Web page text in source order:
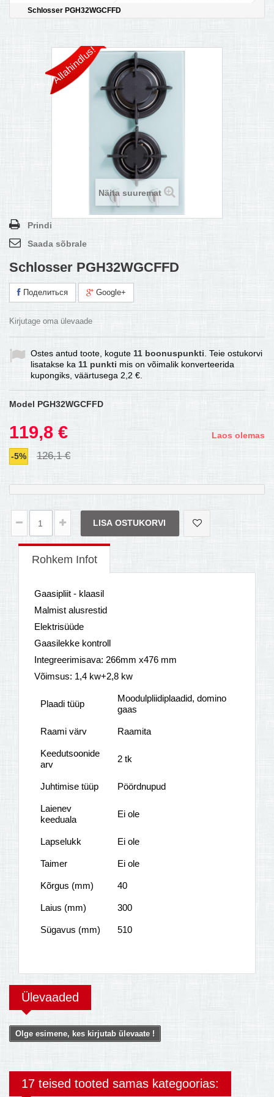
MULTIKEETJA.EE OSTUABI
BOONUSPROGRAMM
TÕUKERATAD
Schlosser PGH32WGCFFD
Allahindlus!
Näita suuremat
Prindi
Saada sõbrale
Schlosser PGH32WGCFFD
Поделиться Google+
Kirjutage oma ülevaade
Ostes antud toote, kogute 11 boonuspunkti . Teie ostukorvi
lisatakse ka 11 punkti mis on võimalik konverteerida
kupongiks, väärtusega 2,2 €
Model PGH32WGCFFD
119,8 €
-5% 126,1 €
Laos olemas
LISA OSTUKORVI
Rohkem Infot
Gaasipliit - klaasil
Malmist alusrestid
Elektrisüüde
Gaasilekke kontroll
Integreerimisava: 266mm x476 mm
Võimsus: 1,4 kw+2,8 kw
Plaadi tüüp
Moodulpliidiplaadid, domino
gaas
Raami värv Raamita
Keedutsoonide
arv
2 tk
Juhtimise tüüp Pöördnupud
Laienev
keeduala
Ei ole
Lapselukk Ei ole
Taimer Ei ole
Kõrgus (mm) 40
Laius (mm) 300
Sügavus (mm) 510
Ülevaaded
Olge esimene, kes kirjutab ülevaate !
17 teised tooted samas kategoorias: